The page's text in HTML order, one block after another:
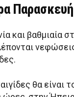
Παρασκευή
και βαθμιαία
θα